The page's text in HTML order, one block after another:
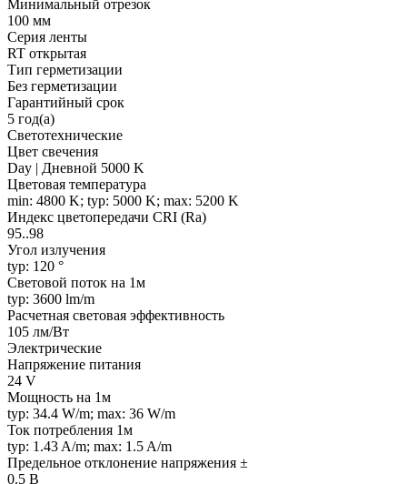
Минимальный отрезок
100 мм
Серия ленты
RT открытая
Тип герметизации
Без герметизации
Гарантийный срок
5 год(а)
Светотехнические
Цвет свечения
Day | Дневной 5000 K
Цветовая температура
min: 4800 K; typ: 5000 K; max: 5200 K
Индекс цветопередачи CRI (Ra)
95..98
Угол излучения
typ: 120 °
Световой поток на 1м
typ: 3600 lm/m
Расчетная световая эффективность
105 лм/Вт
Электрические
Напряжение питания
24 V
Мощность на 1м
typ: 34.4 W/m; max: 36 W/m
Ток потребления 1м
typ: 1.43 A/m; max: 1.5 A/m
Предельное отклонение напряжения ±
0.5 В